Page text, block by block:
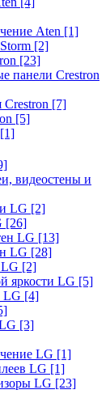
Aten [1]
[2]
[23]
панели Crestron
[7]
[5]
[1]
видеостены и
LG [2]
[26]
LG [13]
LG [28]
[2]
яркости LG [5]
LG [4]
[3]
LG [1]
LG [1]
LG [23]